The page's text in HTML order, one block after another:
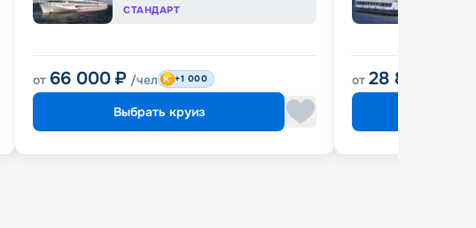
СТАНДАРТ
от 66 000 ₽ /чел +1 000
Выбрать круиз
от 28 800